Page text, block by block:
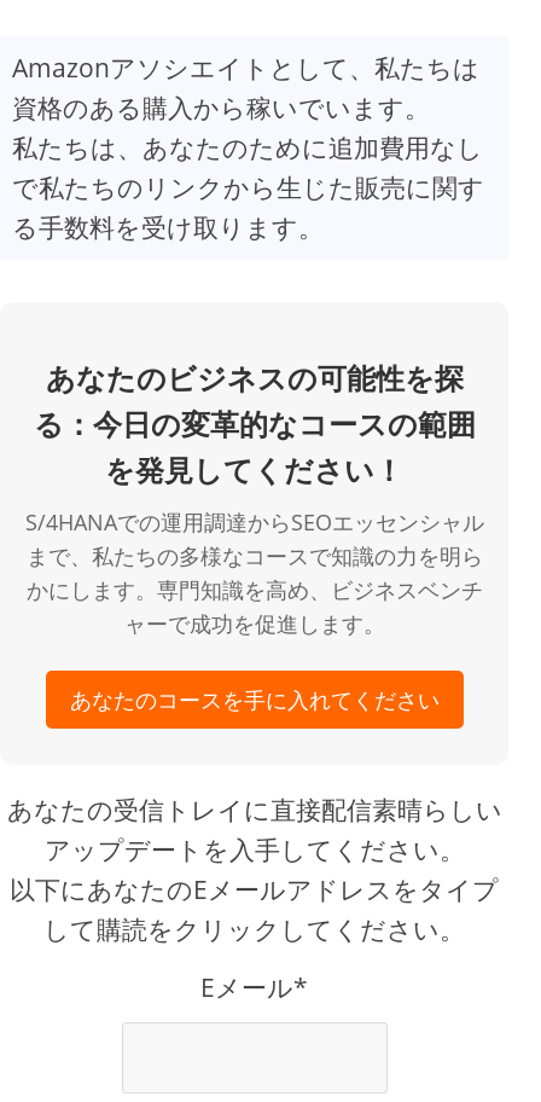
V
i
d
o
Amazonアソシエイトとして、私たちは
資格のある購入から稼いでいます。
私たちは、あなたのために追加費用なし
で私たちのリンクから生じた販売に関す
る手数料を受け取ります。
あなたのビジネスの可能性を探
る：今日の変革的なコースの範囲
を発見してください！
S/4HANAでの運用調達からSEOエッセンシャル
まで、私たちの多様なコースで知識の力を明ら
かにします。専門知識を高め、ビジネスベンチ
ャーで成功を促進します。
あなたのコースを手に入れてください
あなたの受信トレイに直接配信素晴らしい
アップデートを入手してください。
以下にあなたのEメールアドレスをタイプ
して購読をクリックしてください。
Eメール*